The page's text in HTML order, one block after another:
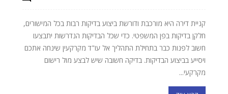
קניית דירה היא מורכבת ודורשת ביצוע בדיקות רבות בכל המישורים,
חלקן בדיקות בפן המשפטי. כדי שכל הבדיקות הנדרשות יתבצעו
חשוב לפנות כבר בתחילת התהליך אל עו"ד מקרקעין שינחה אתכם
ויסייע בביצוע הבדיקות. בדיקה חשובה שיש לבצע מול רישום
מקרקעי...